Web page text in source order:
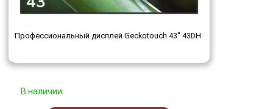
Профессиональный дисплей Geckotouch 43" 43DH
В наличии